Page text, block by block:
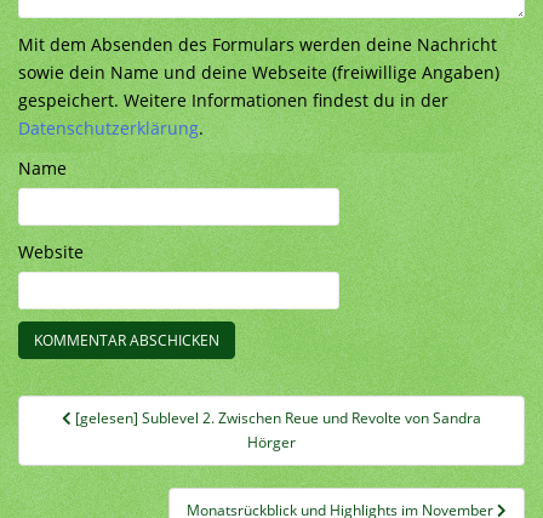
Mit dem Absenden des Formulars werden deine Nachricht
sowie dein Name und deine Webseite (freiwillige Angaben)
gespeichert. Weitere Informationen findest du in der
Datenschutzerklärung.
Name
Website
Beitragsnavigation
[gelesen] Sublevel 2. Zwischen Reue und Revolte von Sandra
Hörger
Monatsrückblick und Highlights im November